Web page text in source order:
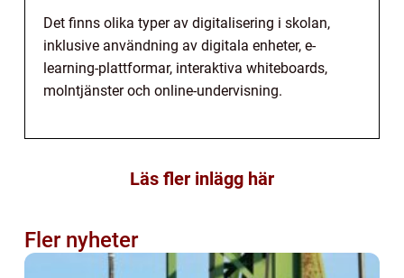
Det finns olika typer av digitalisering i skolan,
inklusive användning av digitala enheter, e-
learning-plattformar, interaktiva whiteboards,
molntjänster och online-undervisning.
Läs fler inlägg här
Fler nyheter